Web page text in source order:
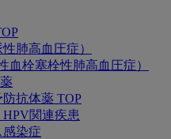
肺高血圧症）
血栓塞栓性肺高血圧症）
抗体薬 TOP
関連疾患
感染症